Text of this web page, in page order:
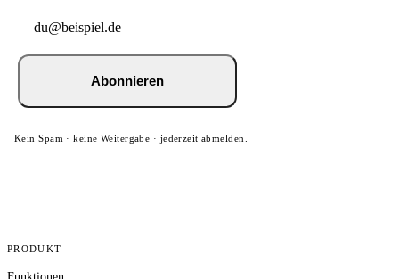
Abonnieren
Kein Spam · keine Weitergabe · jederzeit abmelden.
PRODUKT
Funktionen